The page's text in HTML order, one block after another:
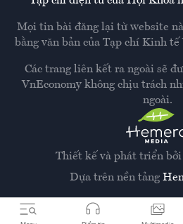
Thiết kế và phát triển bởi
Dựa trên nền tảng
Mọi tin bài đăng lại từ website
bằng văn bản của Tạp chí Kinh tế
Các trang liên kết ra ngoài sẽ
VnEconomy không chịu trách
ngoài.